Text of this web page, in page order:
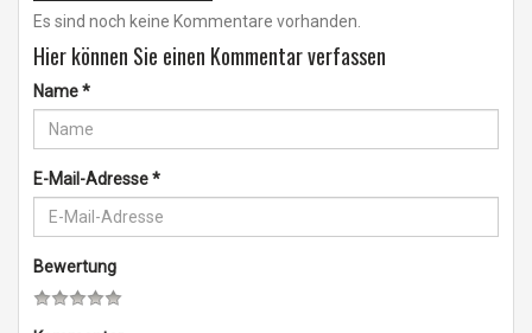
Es sind noch keine Kommentare vorhanden.
Hier können Sie einen Kommentar verfassen
Name*
E-Mail-Adresse*
Bewertung